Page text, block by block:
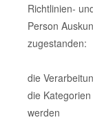
Richtlinien-
Person
zugestanden:
die
die
werden